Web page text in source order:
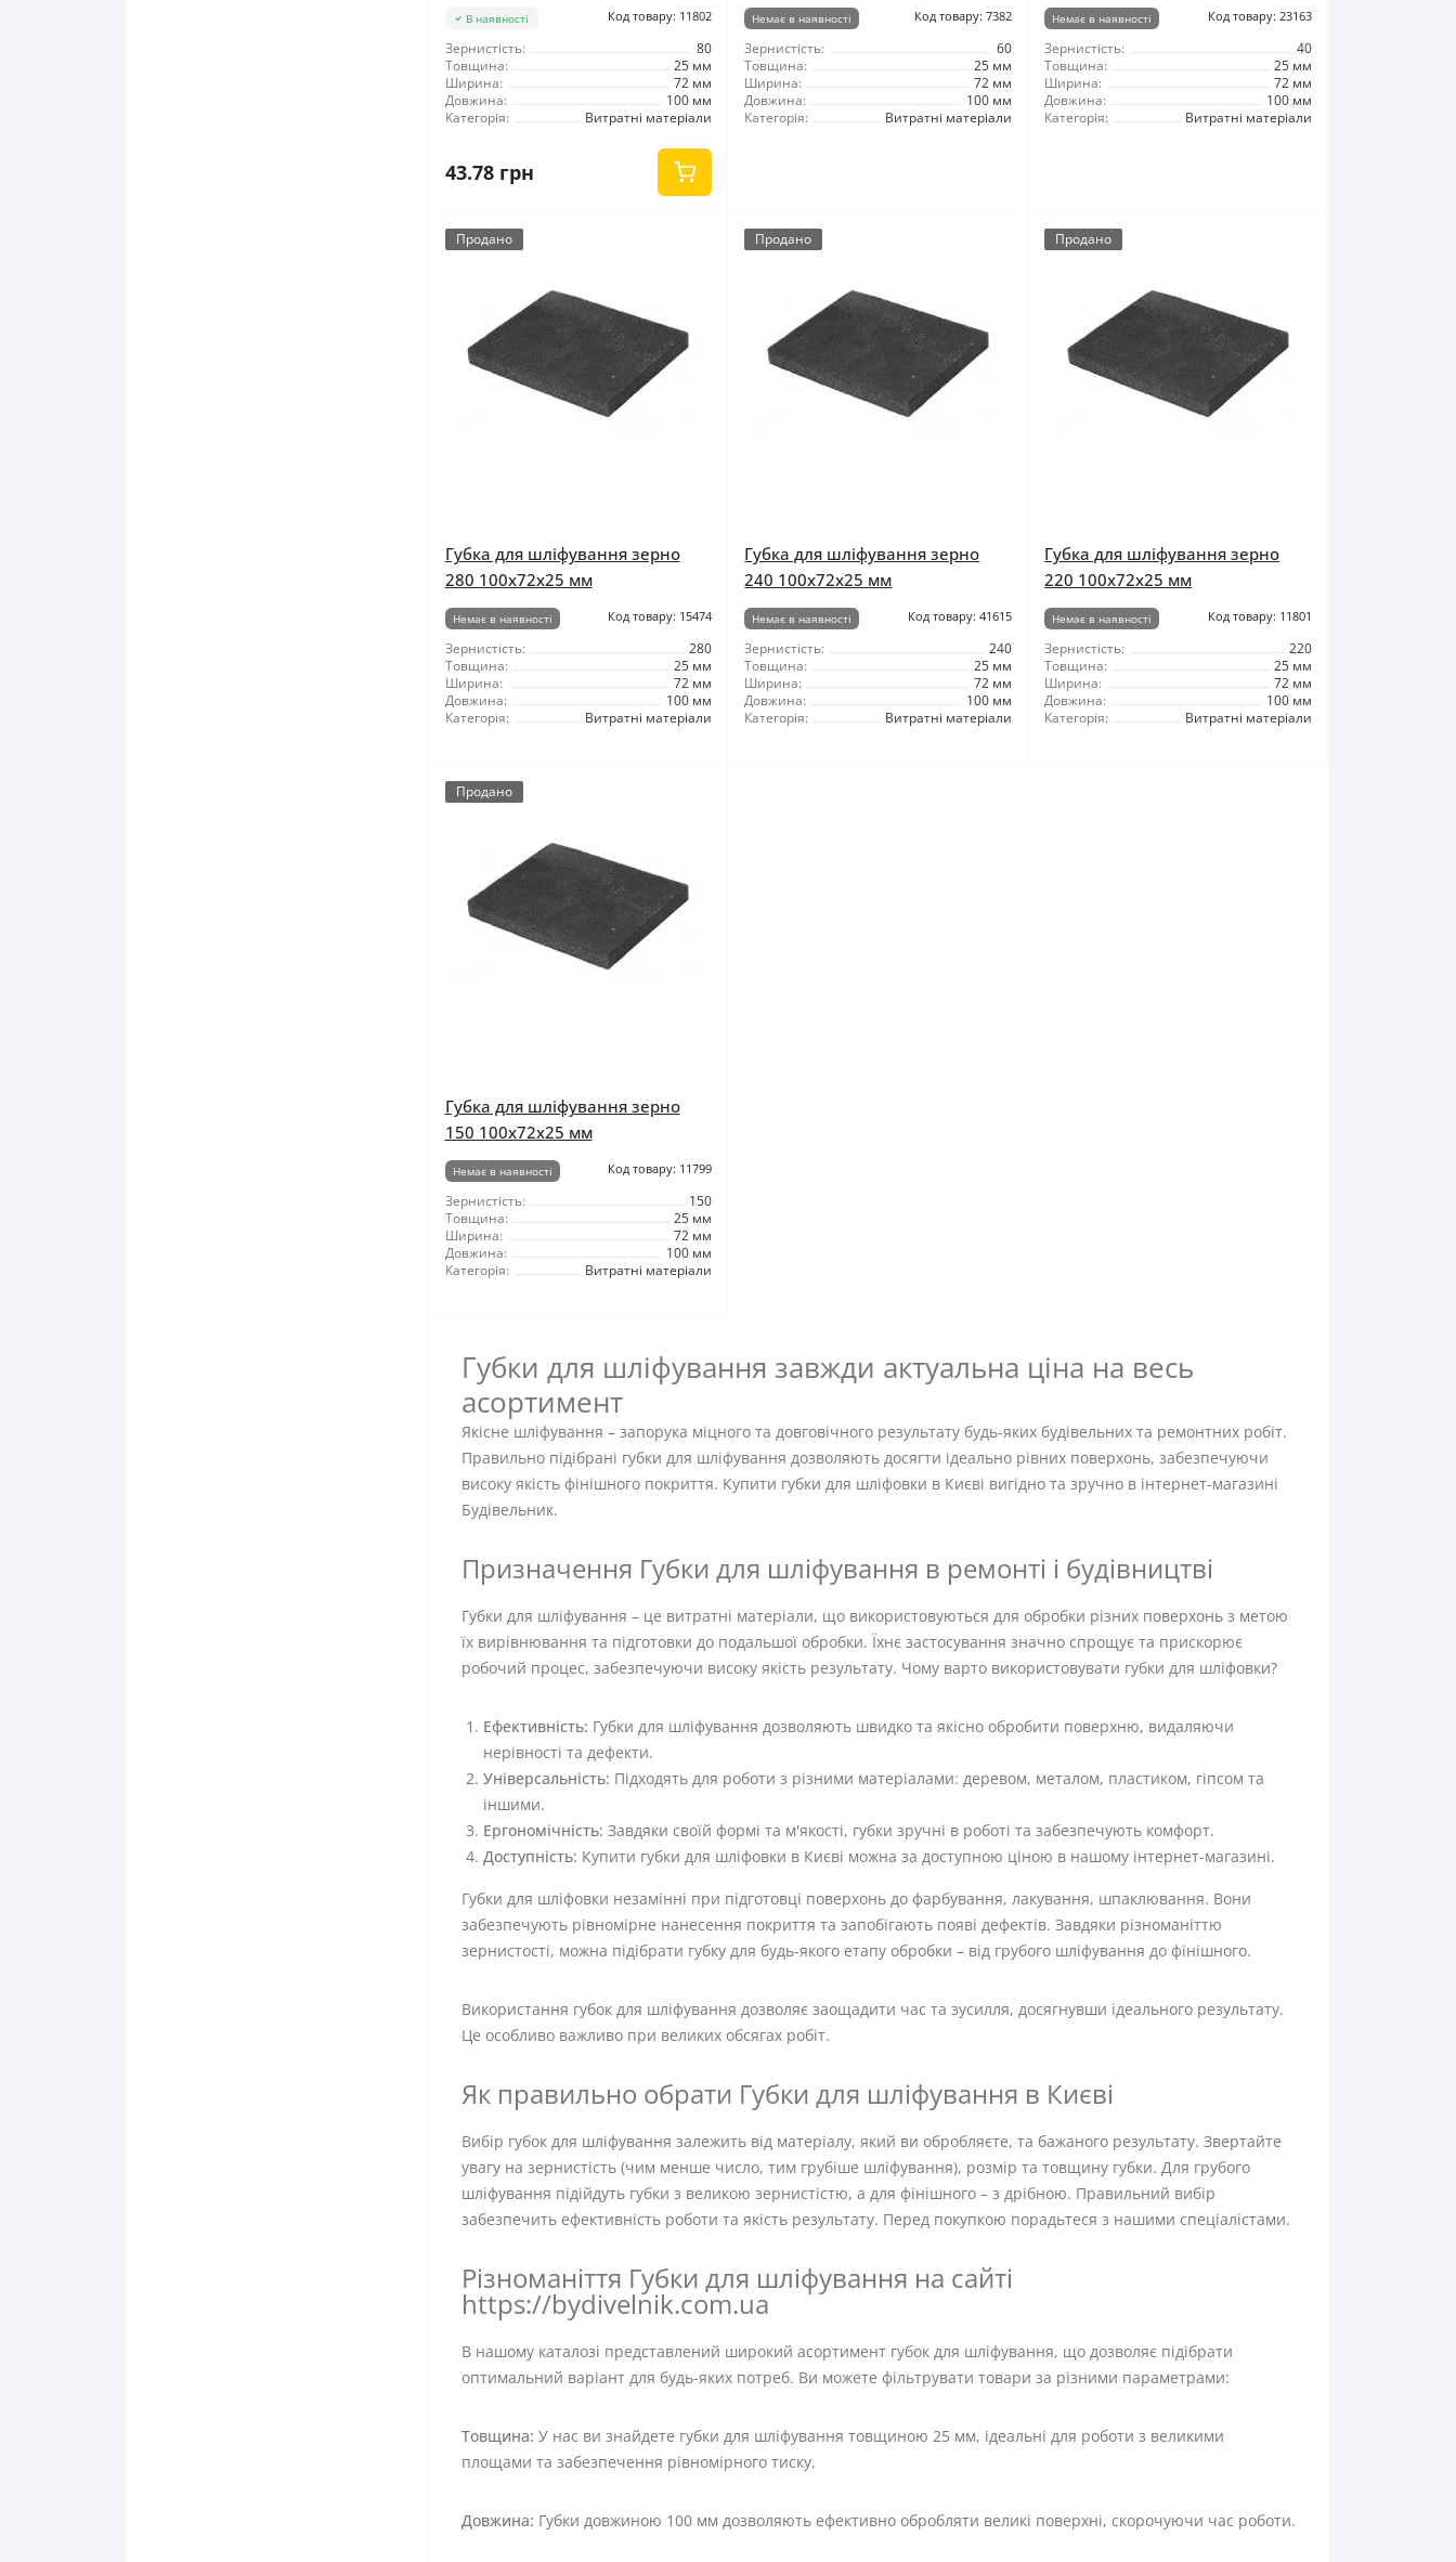
В наявності Код товару: 11802
Зернистість:
80
Товщина:
25 мм
Ширина:
72 мм
Довжина:
100 мм
Категорія:
Витратні матеріали
43.78 грн
Немає в наявності Код товару: 7382
Зернистість:
60
Товщина:
25 мм
Ширина:
72 мм
Довжина:
100 мм
Категорія:
Витратні матеріали
Немає в наявності Код товару: 23163
Зернистість:
40
Товщина:
25 мм
Ширина:
72 мм
Довжина:
100 мм
Категорія:
Витратні матеріали
Продано
Губка для шліфування зерно
280 100x72x25 мм
Немає в наявності Код товару: 15474
Зернистість:
280
Товщина:
25 мм
Ширина:
72 мм
Довжина:
100 мм
Категорія:
Витратні матеріали
Продано
Губка для шліфування зерно
240 100x72x25 мм
Немає в наявності Код товару: 41615
Зернистість:
240
Товщина:
25 мм
Ширина:
72 мм
Довжина:
100 мм
Категорія:
Витратні матеріали
Продано
Губка для шліфування зерно
220 100x72x25 мм
Немає в наявності Код товару: 11801
Зернистість:
220
Товщина:
25 мм
Ширина:
72 мм
Довжина:
100 мм
Категорія:
Витратні матеріали
Продано
Губка для шліфування зерно
150 100x72x25 мм
Немає в наявності Код товару: 11799
Зернистість:
150
Товщина:
25 мм
Ширина:
72 мм
Довжина:
100 мм
Категорія:
Витратні матеріали
Губки для шліфування завжди актуальна ціна на весь
асортимент
Якісне шліфування – запорука міцного та довговічного результату будь-яких будівельних та ремонтних робіт.
Правильно підібрані губки для шліфування дозволяють досягти ідеально рівних поверхонь, забезпечуючи
високу якість фінішного покриття. Купити губки для шліфовки в Києві вигідно та зручно в інтернет-магазині
Будівельник.
Призначення Губки для шліфування в ремонті і будівництві
Губки для шліфування – це витратні матеріали, що використовуються для обробки різних поверхонь з метою
їх вирівнювання та підготовки до подальшої обробки. Їхнє застосування значно спрощує та прискорює
робочий процес, забезпечуючи високу якість результату. Чому варто використовувати губки для шліфовки?
Ефективність: Губки для шліфування дозволяють швидко та якісно обробити поверхню, видаляючи
нерівності та дефекти.
Універсальність: Підходять для роботи з різними матеріалами: деревом, металом, пластиком, гіпсом та
іншими.
Ергономічність: Завдяки своїй формі та м'якості, губки зручні в роботі та забезпечують комфорт.
Доступність: Купити губки для шліфовки в Києві можна за доступною ціною в нашому інтернет-магазині.
Губки для шліфовки незамінні при підготовці поверхонь до фарбування, лакування, шпаклювання. Вони
забезпечують рівномірне нанесення покриття та запобігають появі дефектів. Завдяки різноманіттю
зернистості, можна підібрати губку для будь-якого етапу обробки – від грубого шліфування до фінішного.
Використання губок для шліфування дозволяє заощадити час та зусилля, досягнувши ідеального результату.
Це особливо важливо при великих обсягах робіт.
Як правильно обрати Губки для шліфування в Києві
Вибір губок для шліфування залежить від матеріалу, який ви обробляєте, та бажаного результату. Звертайте
увагу на зернистість (чим менше число, тим грубіше шліфування), розмір та товщину губки. Для грубого
шліфування підійдуть губки з великою зернистістю, а для фінішного – з дрібною. Правильний вибір
забезпечить ефективність роботи та якість результату. Перед покупкою порадьтеся з нашими спеціалістами.
Різноманіття Губки для шліфування на сайті
https://bydivelnik.com.ua
В нашому каталозі представлений широкий асортимент губок для шліфування, що дозволяє підібрати
оптимальний варіант для будь-яких потреб. Ви можете фільтрувати товари за різними параметрами:
Товщина: У нас ви знайдете губки для шліфування товщиною 25 мм, ідеальні для роботи з великими
площами та забезпечення рівномірного тиску.
Довжина: Губки довжиною 100 мм дозволяють ефективно обробляти великі поверхні, скорочуючи час роботи.